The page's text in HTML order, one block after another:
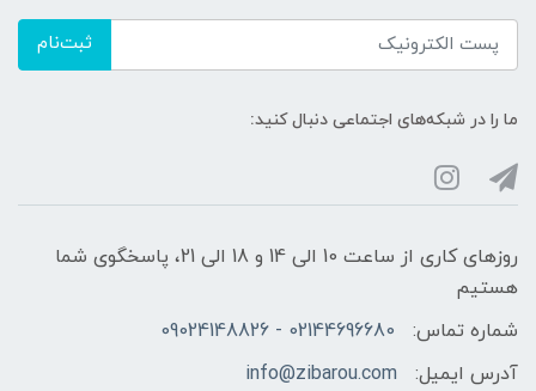
ثبت‌نام
ما را در شبکه‌های اجتماعی دنبال کنید:
روزهای کاری از ساعت 10 الی 14 و 18 الی 21، پاسخگوی شما
هستیم
شماره تماس:
02144696680 - 09024148826
آدرس ایمیل:
info@zibarou.com